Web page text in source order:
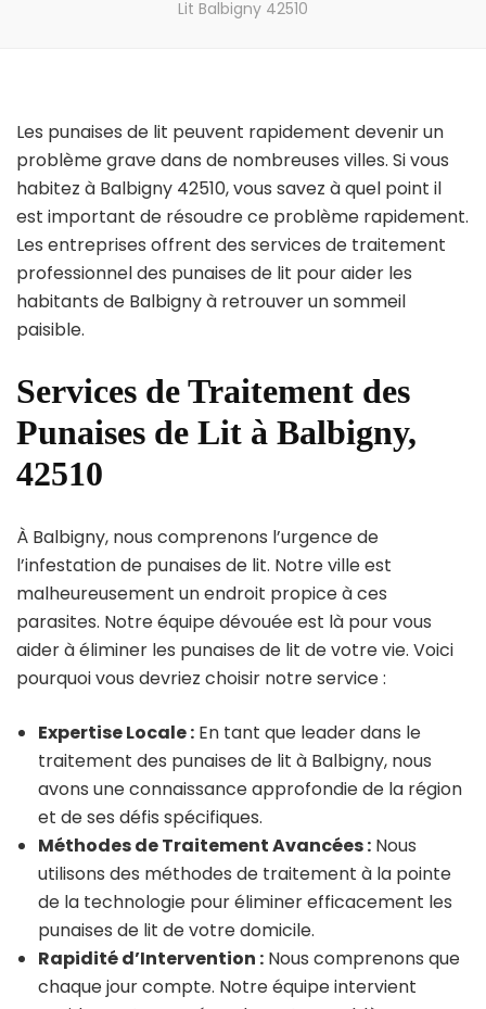
Lit Balbigny 42510
Les punaises de lit peuvent rapidement devenir un
problème grave dans de nombreuses villes. Si vous
habitez à Balbigny 42510, vous savez à quel point il
est important de résoudre ce problème rapidement.
Les entreprises offrent des services de traitement
professionnel des punaises de lit pour aider les
habitants de Balbigny à retrouver un sommeil
paisible.
Services de Traitement des
Punaises de Lit à Balbigny,
42510
À Balbigny, nous comprenons l’urgence de
l’infestation de punaises de lit. Notre ville est
malheureusement un endroit propice à ces
parasites. Notre équipe dévouée est là pour vous
aider à éliminer les punaises de lit de votre vie. Voici
pourquoi vous devriez choisir notre service :
Expertise Locale : En tant que leader dans le
traitement des punaises de lit à Balbigny, nous
avons une connaissance approfondie de la région
et de ses défis spécifiques.
Méthodes de Traitement Avancées : Nous
utilisons des méthodes de traitement à la pointe
de la technologie pour éliminer efficacement les
punaises de lit de votre domicile.
Rapidité d’Intervention : Nous comprenons que
chaque jour compte. Notre équipe intervient